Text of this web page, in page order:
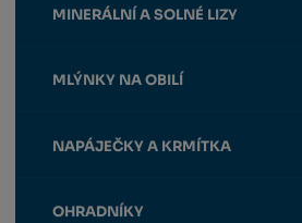
MINERÁLNÍ A SOLNÉ LIZY
MLÝNKY NA OBILÍ
NAPÁJEČKY A KRMÍTKA
OHRADNÍKY